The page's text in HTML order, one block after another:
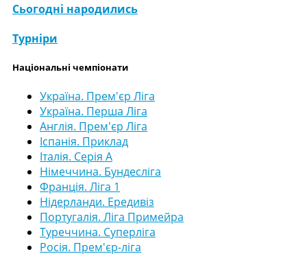
Сьогодні народились
Турніри
Національні чемпіонати
Україна. Прем'єр Ліга
Україна. Перша Ліга
Англія. Прем'єр Ліга
Іспанія. Приклад
Італія. Серія А
Німеччина. Бундесліга
Франція. Ліга 1
Нідерланди. Ередивіз
Португалія. Ліга Примейра
Туреччина. Суперліга
Росія. Прем'єр-ліга